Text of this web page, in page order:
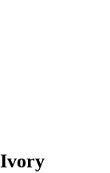
Ivory